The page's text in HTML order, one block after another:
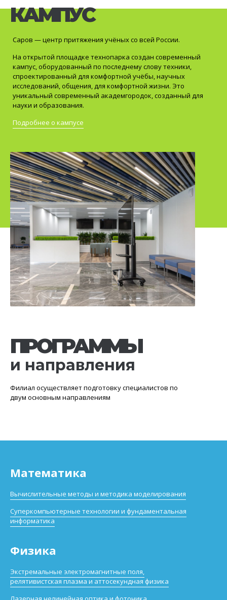
КАМПУС
Саров — центр притяжения учёных со всей России.
На открытой площадке технопарка создан современный
кампус, оборудованный по последнему слову техники,
спроектированный для комфортной учёбы, научных
исследований, общения, для комфортной жизни. Это
уникальный современный академгородок, созданный для
науки и образования.
Подробнее о кампусе
ПРОГРАММЫ
и направления
Филиал осуществляет подготовку специалистов по
двум основным направлениям
Математика
Вычислительные методы и методика моделирования
Суперкомпьютерные технологии и фундаментальная
информатика
Физика
Экстремальные электромагнитные поля,
релятивистская плазма и аттосекундная физика